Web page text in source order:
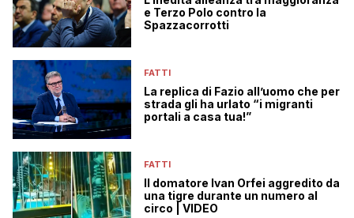
e Terzo Polo contro la
Spazzacorrotti
FATTI
La replica di Fazio all’uomo che per
strada gli ha urlato “i migranti
portali a casa tua!”
FATTI
Il domatore Ivan Orfei aggredito da
una tigre durante un numero al
circo | VIDEO